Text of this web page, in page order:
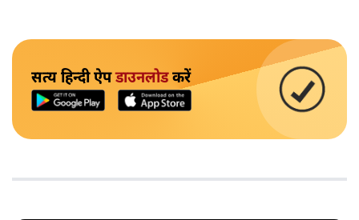
सत्य हिन्दी ऐपडाउनलोडकरें